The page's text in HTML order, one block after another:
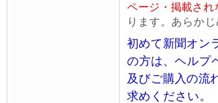
ページ・掲載され
ります。あらか
初めて新聞オン
の方は、ヘルプ
及びご購入の流
求めください。